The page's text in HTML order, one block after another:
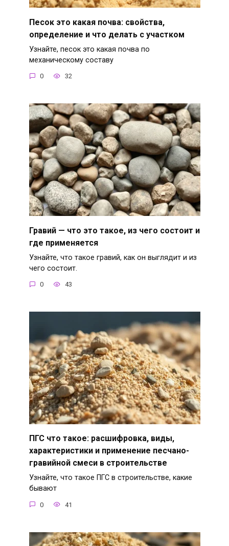
Песок это какая почва: свойства,
определение и что делать с участком
Узнайте, песок это какая почва по
механическому составу
0 32
Гравий — что это такое, из чего состоит и
где применяется
Узнайте, что такое гравий, как он выглядит и из
чего состоит.
0 43
ПГС что такое: расшифровка, виды,
характеристики и применение песчано-
гравийной смеси в строительстве
Узнайте, что такое ПГС в строительстве, какие
бывают
0 41